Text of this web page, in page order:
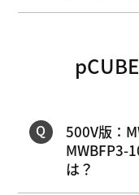
500V版：
MWBFP3-
は？